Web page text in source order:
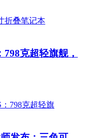
克超轻旗舰，